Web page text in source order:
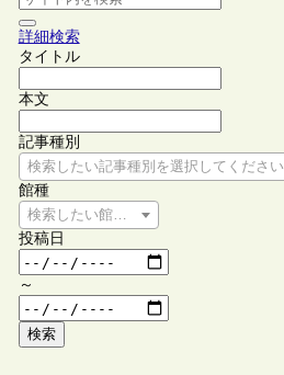
詳細検索
タイトル
本文
記事種別
検索したい記事種別を選択してください
館種
検索したい館種を選択してください
投稿日
～
検索